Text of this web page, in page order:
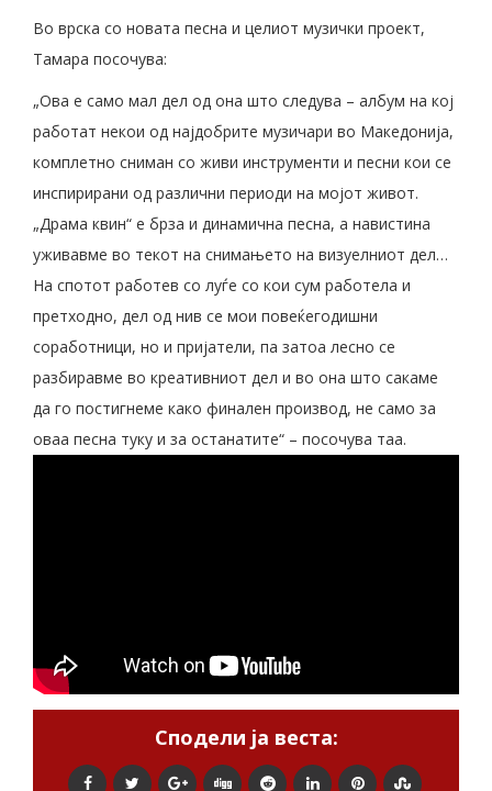
Во врска со новата песна и целиот музички проект,
Тамара посочува:
„Ова е само мал дел од она што следува – албум на кој
работат некои од најдобрите музичари во Македонија,
комплетно сниман со живи инструменти и песни кои се
инспирирани од различни периоди на мојот живот.
„Драма квин“ е брза и динамична песна, а навистина
уживавме во текот на снимањето на визуелниот дел…
На спотот работев со луѓе со кои сум работела и
претходно, дел од нив се мои повеќегодишни
соработници, но и пријатели, па затоа лесно се
разбиравме во креативниот дел и во она што сакаме
да го постигнеме како финален производ, не само за
оваа песна туку и за останатите“ – посочува таа.
Сподели ја веста: